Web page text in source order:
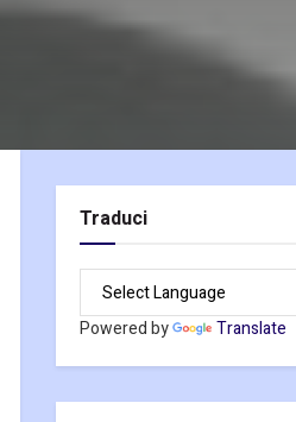
Traduci
Powered by Translate